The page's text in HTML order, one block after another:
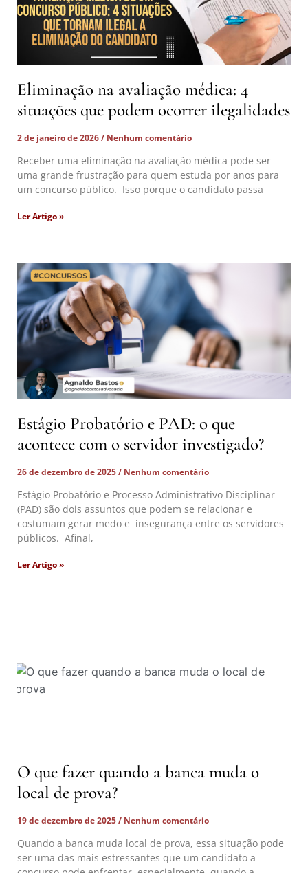
Eliminação na avaliação médica: 4
situações que podem ocorrer ilegalidades
2 de janeiro de 2026 Nenhum comentário
Receber uma eliminação na avaliação médica pode ser
uma grande frustração para quem estuda por anos para
um concurso público. Isso porque o candidato passa
Ler Artigo »
Estágio Probatório e PAD: o que
acontece com o servidor investigado?
26 de dezembro de 2025 Nenhum comentário
Estágio Probatório e Processo Administrativo Disciplinar
(PAD) são dois assuntos que podem se relacionar e
costumam gerar medo e insegurança entre os servidores
públicos. Afinal,
Ler Artigo »
O que fazer quando a banca muda o
local de prova?
19 de dezembro de 2025 Nenhum comentário
Quando a banca muda local de prova, essa situação pode
ser uma das mais estressantes que um candidato a